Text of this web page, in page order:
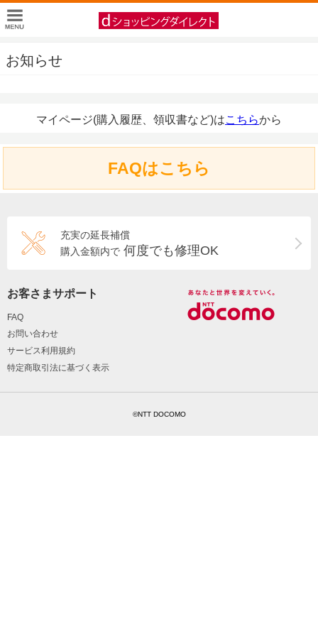
お知らせ
マイページ(購入履歴、領収書など)はこちらから
FAQはこちら
充実の延長補償
購入金額内で 何度でも修理OK
お客さまサポート
FAQ
お問い合わせ
サービス利用規約
特定商取引法に基づく表示
©NTT DOCOMO